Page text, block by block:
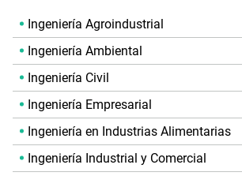
Ingeniería Agroindustrial
Ingeniería Ambiental
Ingeniería Civil
Ingeniería Empresarial
Ingeniería en Industrias Alimentarias
Ingeniería Industrial y Comercial